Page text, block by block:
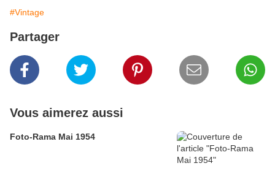
#Vintage
Partager
Vous aimerez aussi
Foto-Rama Mai 1954